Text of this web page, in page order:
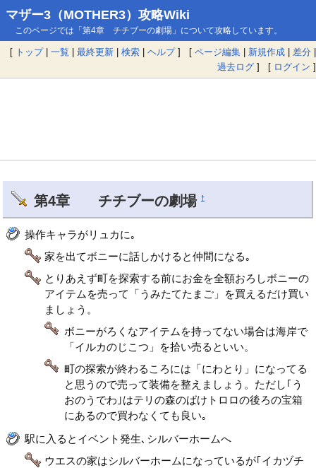
マザー3（MOTHER3）攻略Wiki
このページでは「第4章 チチブーの劇場」について攻略しています。
[ トップ| 一覧 | 最終更新 | 検索 | ヘルプ] [ ページ編集 | 新規作成 | 差分 |
過去ログ ] [ ログイン ]
第4章 チチブーの劇場 †
操作キャラがリュカに｡
家を出てボニーに話しかけると仲間になる｡
とりあえず町を探索する前にお金を全額おろしボニーの
アイテムを売って「うみたてたまご」を買えるだけ買い
ましょう。
ボニーがろくなアイテムを持ってない場合は海岸で
「イルカのじこつ」を拾い売るといい。
町の探索が終わるころには「にわとり」になってる
と思うので売って装備を整えましょう。ただし｢う
おのうでわ｣はテリの森のばけトロロの後ろの宝箱
にあるので買わなくても良い｡
駅に入るとイベント発生､シルバーホームへ
ウエスの家はシルバーホームになっているが｢イカヅチ